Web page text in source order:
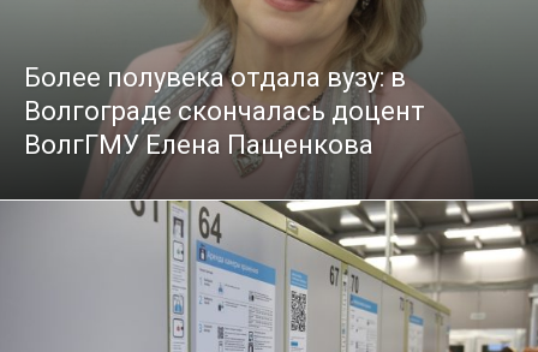
Более полувека отдала вузу: в
Волгограде скончалась доцент
ВолгГМУ Елена Пащенкова